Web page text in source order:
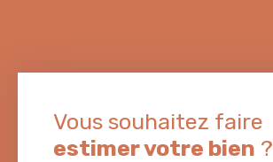
Vous souhaitez faire
estimer votre bien ?